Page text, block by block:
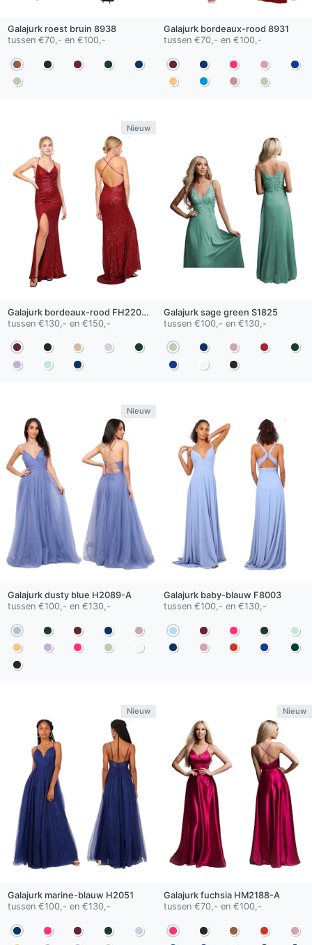
Galajurk roest bruin 8938
tussen €70,- en €100,-
Galajurk bordeaux-rood 8931
tussen €70,- en €100,-
Nieuw
Galajurk bordeaux-rood FH22003-A
tussen €130,- en €150,-
Galajurk sage green S1825
tussen €100,- en €130,-
Nieuw
Galajurk dusty blue H2089-A
tussen €100,- en €130,-
Galajurk baby-blauw F8003
tussen €100,- en €130,-
Nieuw
Galajurk marine-blauw H2051
tussen €100,- en €130,-
Nieuw
Galajurk fuchsiaHM2188-A
tussen €70,- en €100,-